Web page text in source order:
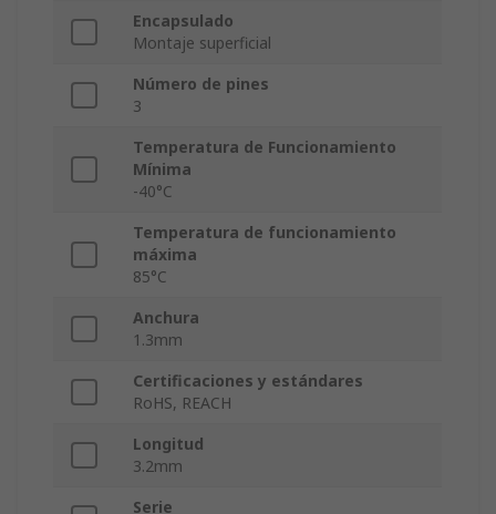
Encapsulado
Montaje superficial
Número de pines
3
Temperatura de Funcionamiento
Mínima
-40°C
Temperatura de funcionamiento
máxima
85°C
Anchura
1.3mm
Certificaciones y estándares
RoHS, REACH
Longitud
3.2mm
Serie